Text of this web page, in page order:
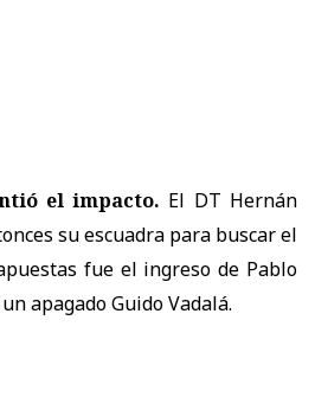
el impacto. El DT Hernán
su escuadra para buscar el
fue el ingreso de Pablo
apagado Guido Vadalá.